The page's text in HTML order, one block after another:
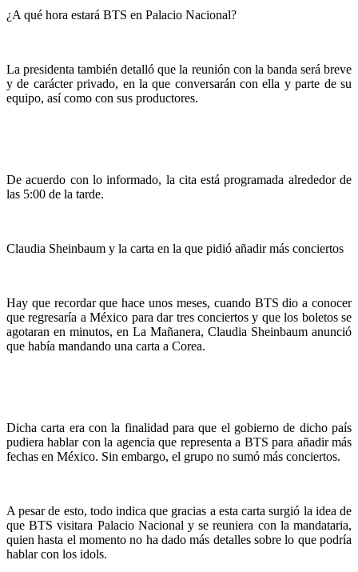
¿A qué hora estará BTS en Palacio Nacional?
La presidenta también detalló que la reunión con la banda será breve
y de carácter privado, en la que conversarán con ella y parte de su
equipo, así como con sus productores.
De acuerdo con lo informado, la cita está programada alrededor de
las 5:00 de la tarde.
Claudia Sheinbaum y la carta en la que pidió añadir más conciertos
Hay que recordar que hace unos meses, cuando BTS dio a conocer
que regresaría a México para dar tres conciertos y que los boletos se
agotaran en minutos, en La Mañanera, Claudia Sheinbaum anunció
que había mandando una carta a Corea.
Dicha carta era con la finalidad para que el gobierno de dicho país
pudiera hablar con la agencia que representa a BTS para añadir más
fechas en México. Sin embargo, el grupo no sumó más conciertos.
A pesar de esto, todo indica que gracias a esta carta surgió la idea de
que BTS visitara Palacio Nacional y se reuniera con la mandataria,
quien hasta el momento no ha dado más detalles sobre lo que podría
hablar con los idols.